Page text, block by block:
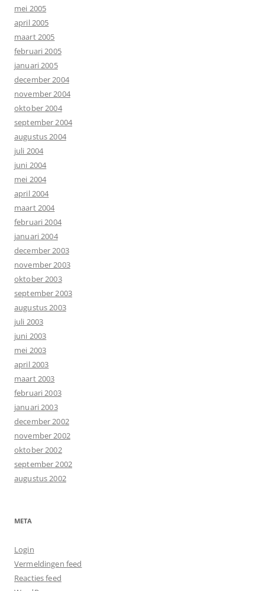
mei 2005
april 2005
maart 2005
februari 2005
januari 2005
december 2004
november 2004
oktober 2004
september 2004
augustus 2004
juli 2004
juni 2004
mei 2004
april 2004
maart 2004
februari 2004
januari 2004
december 2003
november 2003
oktober 2003
september 2003
augustus 2003
juli 2003
juni 2003
mei 2003
april 2003
maart 2003
februari 2003
januari 2003
december 2002
november 2002
oktober 2002
september 2002
augustus 2002
META
Login
Vermeldingen feed
Reacties feed